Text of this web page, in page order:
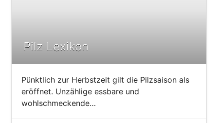
Pilz Lexikon
Pünktlich zur Herbstzeit gilt die Pilzsaison als
eröffnet. Unzählige essbare und
wohlschmeckende…